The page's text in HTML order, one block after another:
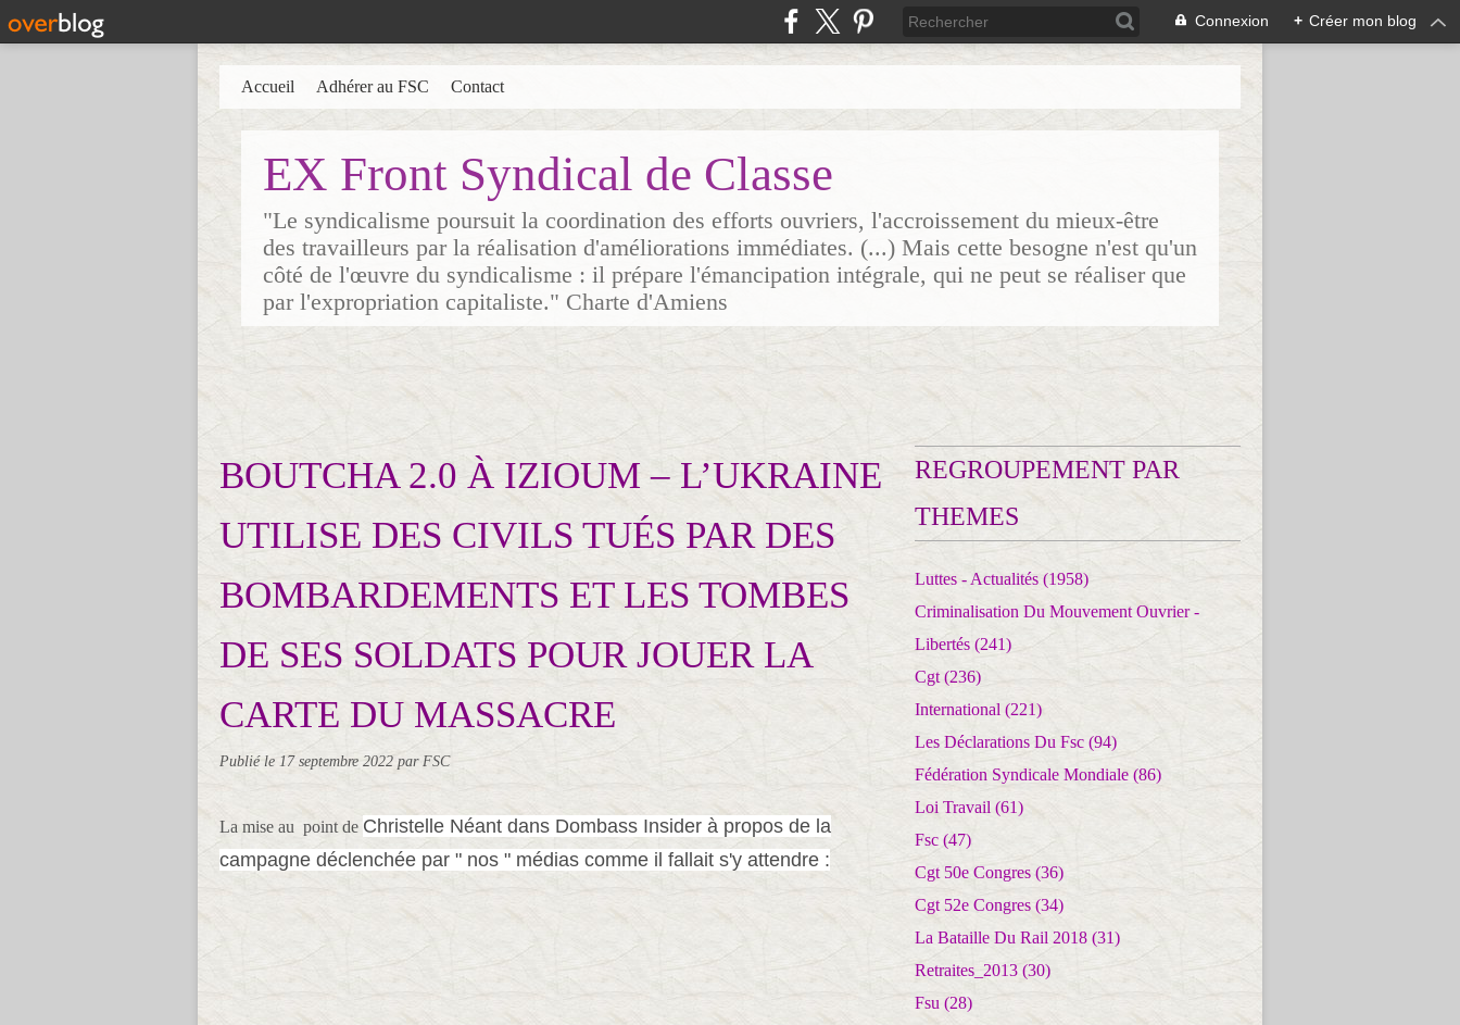
Connexion + Créer mon blog
EX Front Syndical de Classe
"Le syndicalisme poursuit la coordination des efforts ouvriers, l'accroissement du mieux-être
des travailleurs par la réalisation d'améliorations immédiates. (...) Mais cette besogne n'est qu'un
côté de l'œuvre du syndicalisme : il prépare l'émancipation intégrale, qui ne peut se réaliser que
par l'expropriation capitaliste." Charte d'Amiens
Accueil Adhérer au FSC Contact
BOUTCHA 2.0 À IZIOUM – L’UKRAINE
UTILISE DES CIVILS TUÉS PAR DES
BOMBARDEMENTS ET LES TOMBES
DE SES SOLDATS POUR JOUER LA
CARTE DU MASSACRE
Publié le 17 septembre 2022 par FSC
La mise au point de Christelle Néant dans Dombass Insider à propos de la
campagne déclenchée par " nos " médias comme il fallait s'y attendre :
REGROUPEMENT PAR
THEMES
Luttes - Actualités (1958)
Criminalisation Du Mouvement Ouvrier -
Libertés (241)
Cgt (236)
International (221)
Les Déclarations Du Fsc (94)
Fédération Syndicale Mondiale (86)
Loi Travail (61)
Fsc (47)
Cgt 50e Congres (36)
Cgt 52e Congres (34)
La Bataille Du Rail 2018 (31)
Retraites_2013 (30)
Fsu (28)